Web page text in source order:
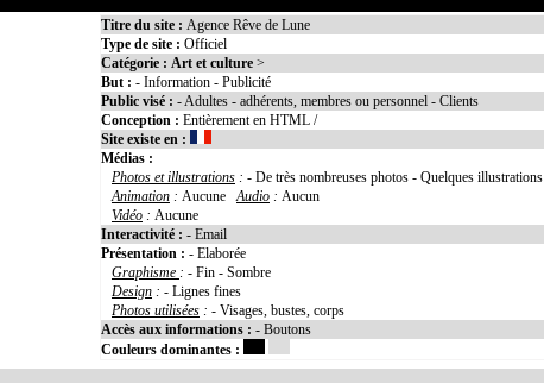
Titre du site : Agence Rêve de Lune
Type de site : Officiel
Catégorie : Art et culture >
But : - Information - Publicité
Public visé : - Adultes - adhérents, membres ou personnel - Clients
Conception : Entièrement en HTML /
Site existe en :
Médias :
Photos et illustrations : - De très nombreuses photos - Quelques illustrations
Animation : AucuneAudio : Aucun
Vidéo : Aucune
Interactivité : - Email
Présentation : - Elaborée
Graphisme : - Fin - Sombre
Design : - Lignes fines
Photos utilisées : - Visages, bustes, corps
Accès aux informations : - Boutons
Couleurs dominantes :